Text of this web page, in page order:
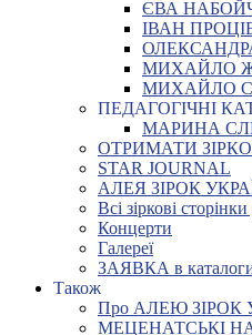
ЄВА
ІВАН
МИХАЙЛО
МИХАЙЛО
ПЕДАГОГІЧНІ
МАРИНА
ОТРИМАТИ
STAR JOURNAL
АЛЕЯ ЗІРОК
Всі зіркові
Концерти
Галереї
ЗАЯВКА в
Також
Про АЛЕЮ ЗІРОК
МЕЦЕНАТСЬКІ